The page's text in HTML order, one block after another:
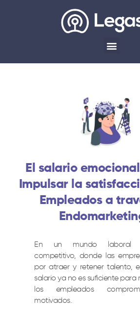
El salario
Impulsar la
Empleados a
En un mundo laboral
competitivo, donde las
por atraer y retener talento,
salario ya no es suficiente para
los empleados
motivados.